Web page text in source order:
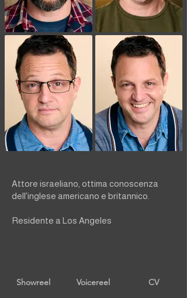
Attore israeliano, ottima conoscenza
dell'inglese americano e britannico.
Residente a Los Angeles
Showreel Voicereel CV